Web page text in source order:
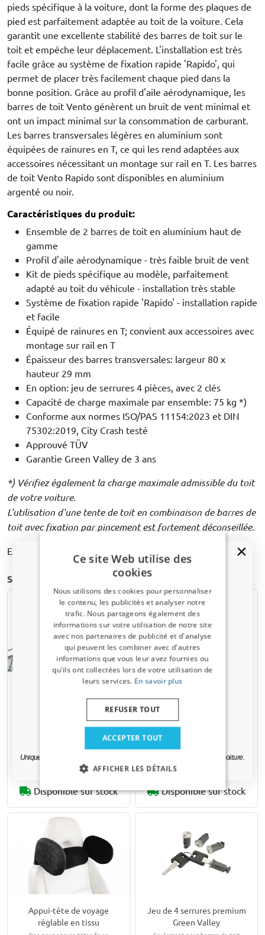
pieds spécifique à la voiture, dont la forme des plaques de
pied est parfaitement adaptée au toit de la voiture. Cela
garantit une excellente stabilité des barres de toit sur le
toit et empêche leur déplacement. L'installation est très
facile grâce au système de fixation rapide 'Rapido', qui
permet de placer très facilement chaque pied dans la
bonne position. Grâce au profil d'aile aérodynamique, les
barres de toit Vento génèrent un bruit de vent minimal et
ont un impact minimal sur la consommation de carburant.
Les barres transversales légères en aluminium sont
équipées de rainures en T, ce qui les rend adaptées aux
accessoires nécessitant un montage sur rail en T. Les barres
de toit Vento Rapido sont disponibles en aluminium
argenté ou noir.
Caractéristiques du produit:
Ensemble de 2 barres de toit en aluminium haut de
gamme
Profil d'aile aérodynamique - très faible bruit de vent
Kit de pieds spécifique au modèle, parfaitement
adapté au toit du véhicule - installation très stable
Système de fixation rapide 'Rapido' - installation rapide
et facile
Équipé de rainures en T; convient aux accessoires avec
montage sur rail en T
Épaisseur des barres transversales: largeur 80 x
hauteur 29 mm
En option: jeu de serrures 4 pièces, avec 2 clés
Capacité de charge maximale par ensemble: 75 kg *)
Conforme aux normes ISO/PAS 11154:2023 et DIN
75302:2019, City Crash testé
Approuvé TÜV
Garantie Green Valley de 3 ans
*) Vérifiez également la charge maximale admissible du toit
de votre voiture.
L'utilisation d'une tente de toit en combinaison de barres de
toit avec fixation par pincement est fortement déconseillée.
EAN: 8719457763018
Souvent achetés ensemble
Car-Bags.com Original set
de sacs de coffre de toit 4
Taille totale de l'ensemble : Long. x
Haut. x Larg. = 147 x 30 x 63 cm
€ 159,00
Disponible sur stock
Moulures anti-bruit pour
barre de toit avant Green
Set de 4 pièces, autocollant
€ 13,00
Disponible sur stock
Appui-tête de voyage
réglable en tissu
Jeu de 4 serrures premium
Green Valley
Ce site Web utilise des
cookies
Nous utilisons des cookies pour personnaliser
le contenu, les publicités et analyser notre
trafic. Nous partageons également des
informations sur votre utilisation de notre site
avec nos partenaires de publicité et d'analyse
qui peuvent les combiner avec d'autres
informations que vous leur avez fournies ou
qu'ils ont collectées lors de votre utilisation de
leurs services. En savoir plus
ACCEPTER TOUT
REFUSER TOUT
AFFICHER LES DÉTAILS
Un code de réduction de 5 % ?
Inscrivez-vous dès maintenant à notre
newsletter et profitez-en ! Votre code promo est
valable 3 jours.
Adresse email
Uniquement des mises à jour et des offres pertinentes pour votre voiture.